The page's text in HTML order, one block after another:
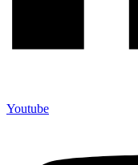
Youtube